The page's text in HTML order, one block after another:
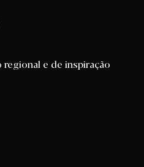
e de inspiração